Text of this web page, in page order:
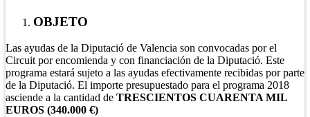
OBJETO
Las ayudas de la Diputació de Valencia son convocadas por el
Circuit por encomienda y con financiación de la Diputació. Este
programa estará sujeto a las ayudas efectivamente recibidas por parte
de la Diputació. El importe presupuestado para el programa 2018
asciende a la cantidad de TRESCIENTOS CUARENTA MIL
EUROS (340.000 €)